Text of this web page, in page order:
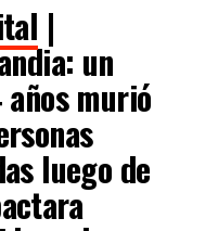
|
un
murió
luego de